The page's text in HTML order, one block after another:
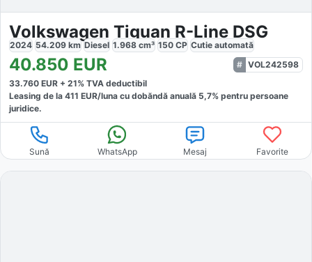
Volkswagen Tiguan R-Line DSG
2024 54.209 km Diesel 1.968 cm³ 150 CP Cutie automată
40.850 EUR
VOL242598
33.760 EUR + 21% TVA deductibil
Leasing de la 411 EUR/luna cu dobăndă anuală 5,7% pentru persoane
juridice.
Sună WhatsApp Mesaj Favorite